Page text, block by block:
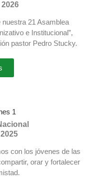
21 Asamblea
e Institucional”,
pastor Pedro Stucky.
con los jóvenes de las
orar y fortalecer